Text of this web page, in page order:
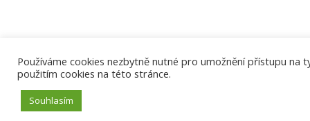
Používáme cookies nezbytně nutné pro umožnění přístupu na
použitím cookies na této stránce.
Souhlasím